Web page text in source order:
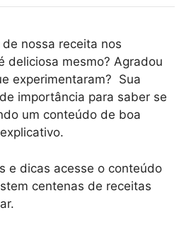
nossa receita nos
deliciosa mesmo? Agradou
experimentaram? Sua
importância para saber se
um conteúdo de boa
e dicas acesse o conteúdo
centenas de receitas